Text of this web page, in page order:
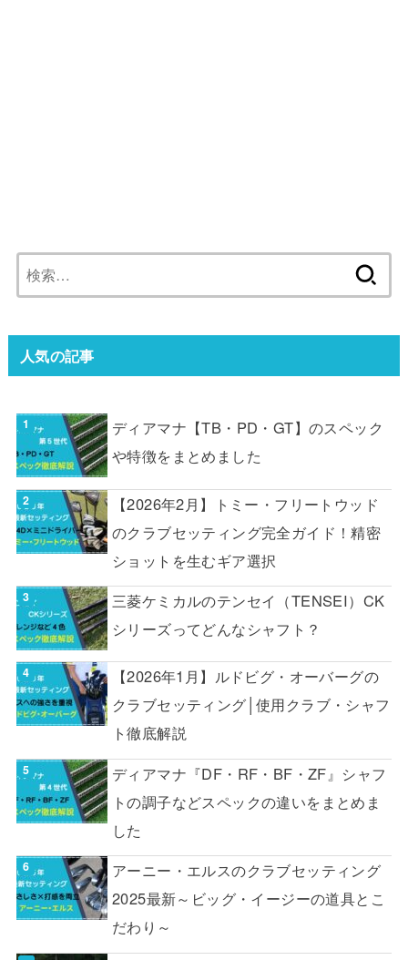
索:
人気の記事
ディアマナ【TB・PD・GT】のスペック
や特徴をまとめました
【2026年2月】トミー・フリートウッド
のクラブセッティング完全ガイド！精密
ショットを生むギア選択
三菱ケミカルのテンセイ（TENSEI）CK
シリーズってどんなシャフト？
【2026年1月】ルドビグ・オーバーグの
クラブセッティング│使用クラブ・シャフ
ト徹底解説
ディアマナ『DF・RF・BF・ZF』シャフ
トの調子などスペックの違いをまとめま
した
アーニー・エルスのクラブセッティング
2025最新～ビッグ・イージーの道具とこ
だわり～